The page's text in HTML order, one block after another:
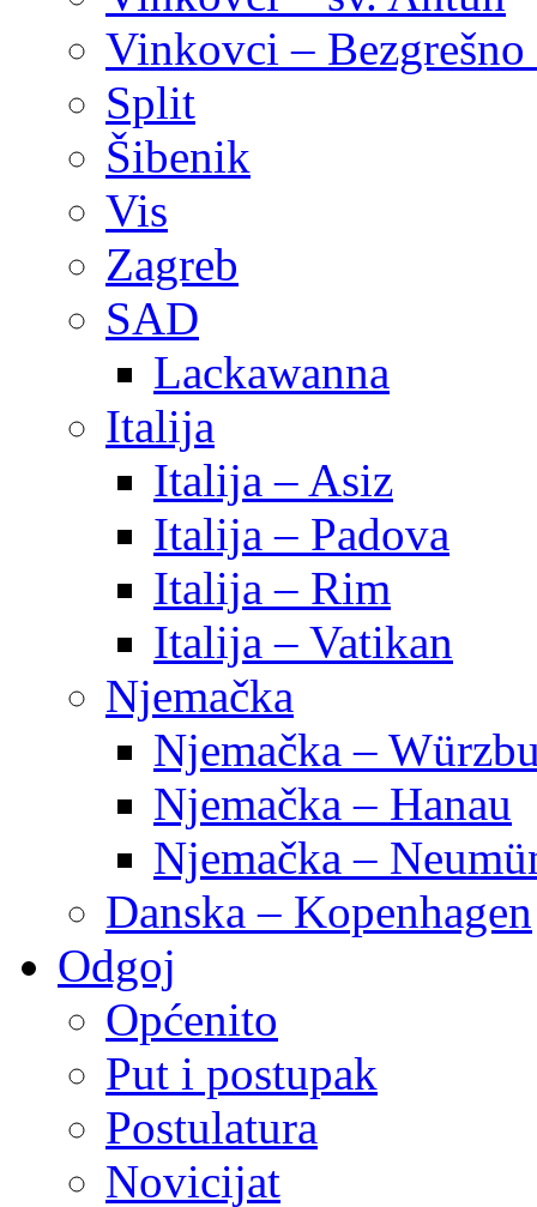
Vinkovci –
Split
Šibenik
Vis
Zagreb
SAD
Lackawanna
Italija
Italija – Asiz
Italija – Padova
Italija – Rim
Italija – Vatikan
Njemačka
Njemačka –
Njemačka – Hanau
Njemačka –
Danska – Kopenhagen
Odgoj
Općenito
Put i postupak
Postulatura
Novicijat